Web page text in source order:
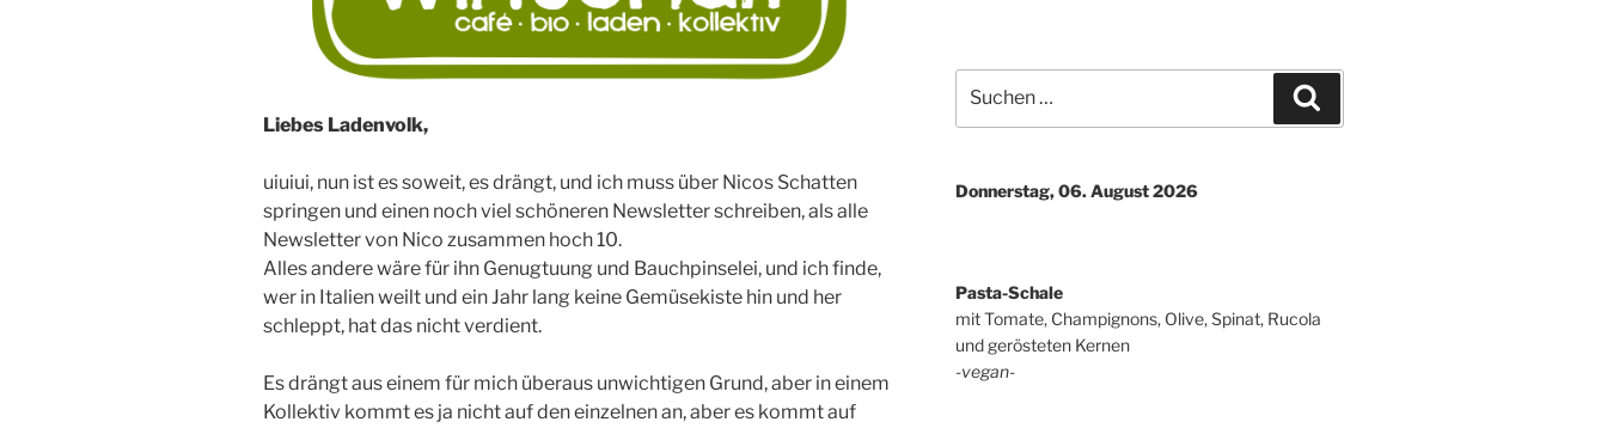
Liebes Ladenvolk,
uiuiui, nun ist es soweit, es drängt, und ich muss über Nicos Schatten
springen und einen noch viel schöneren Newsletter schreiben, als alle
Newsletter von Nico zusammen hoch 10.
Alles andere wäre für ihn Genugtuung und Bauchpinselei, und ich finde,
wer in Italien weilt und ein Jahr lang keine Gemüsekiste hin und her
schleppt, hat das nicht verdient.
Es drängt aus einem für mich überaus unwichtigen Grund, aber in einem
Kollektiv kommt es ja nicht auf den einzelnen an, aber es kommt auf
nach:
Donnerstag, 06. August 2026
Pasta-Schale
mit Tomate, Champignons, Olive, Spinat, Rucola
und gerösteten Kernen
-vegan-